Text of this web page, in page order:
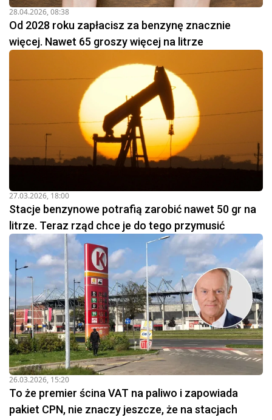
28.04.2026, 08:38
Od 2028 roku zapłacisz za benzynę znacznie
więcej. Nawet 65 groszy więcej na litrze
27.03.2026, 18:00
Stacje benzynowe potrafią zarobić nawet 50 gr na
litrze. Teraz rząd chce je do tego przymusić
26.03.2026, 15:20
To że premier ścina VAT na paliwo i zapowiada
pakiet CPN, nie znaczy jeszcze, że na stacjach